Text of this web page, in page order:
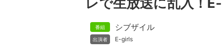
シブザイル
E-girls